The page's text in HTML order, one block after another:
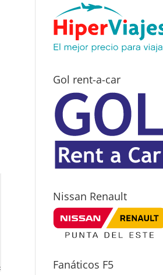
Gol rent-a-car
Nissan Renault
Fanáticos F5